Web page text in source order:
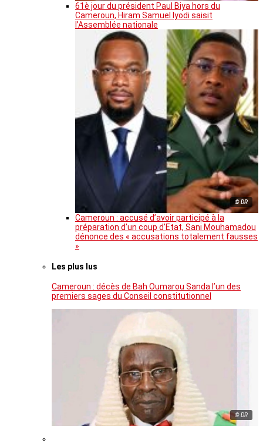
61è jour du président Paul Biya hors du
Cameroun, Hiram Samuel Iyodi saisit
l’Assemblée nationale
© DR
Cameroun : accusé d’avoir participé à la
préparation d’un coup d’Etat, Sani Mouhamadou
dénonce des « accusations totalement fausses
»
Les plus lus
Cameroun : décès de Bah Oumarou Sanda l’un des
premiers sages du Conseil constitutionnel
© DR